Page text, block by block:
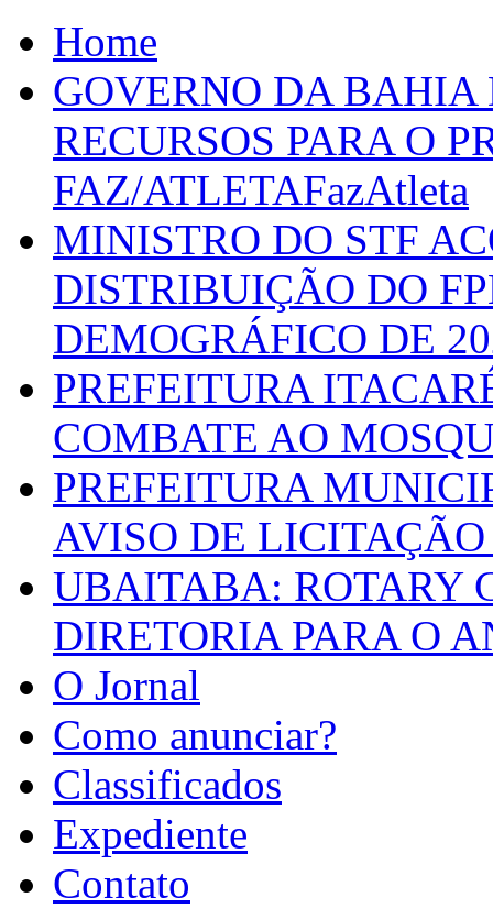
Home
GOVERNO DA
RECURSOS PARA O
FAZ/ATLETAFazAtleta
MINISTRO DO STF
DISTRIBUIÇÃO DO
DEMOGRÁFICO DE
PREFEITURA
COMBATE AO
PREFEITURA
AVISO DE LICITAÇÃO
UBAITABA: ROTARY
DIRETORIA PARA O
O Jornal
Como anunciar?
Classificados
Expediente
Contato